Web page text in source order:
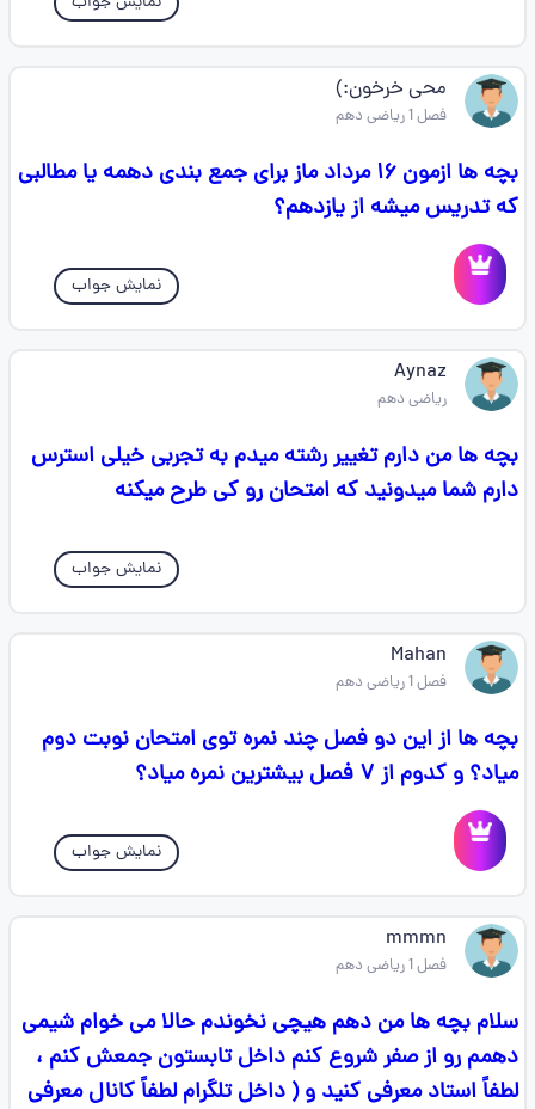
محی خرخون:)
فصل 1 ریاضی دهم
بچه ها ازمون ۱۶ مرداد ماز برای جمع بندی دهمه یا مطالبی
که تدریس میشه از یازدهم؟
نمایش جواب
Aynaz
ریاضی دهم
بچه ها من دارم تغییر رشته میدم به تجربی خیلی استرس
دارم شما میدونید که امتحان رو کی طرح میکنه
نمایش جواب
Mahan
فصل 1 ریاضی دهم
بچه ها از این دو فصل چند نمره توی امتحان نوبت دوم
میاد؟ و کدوم از ۷ فصل بیشترین نمره میاد؟
نمایش جواب
mmmn
فصل 1 ریاضی دهم
سلام بچه ها من دهم هیچی نخوندم حالا می خوام شیمی
دهمم رو از صفر شروع کنم داخل تابستون جمعش کنم ،
لطفاً استاد معرفی کنید و ( داخل تلگرام لطفاً کانال معرفی